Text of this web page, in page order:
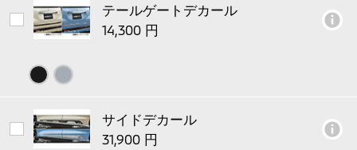
テールゲートデカール
サイドデカール